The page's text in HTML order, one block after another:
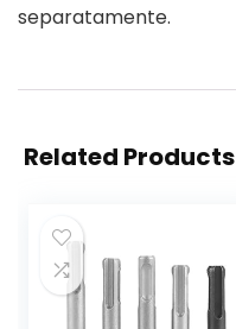
separatamente.
Related Products